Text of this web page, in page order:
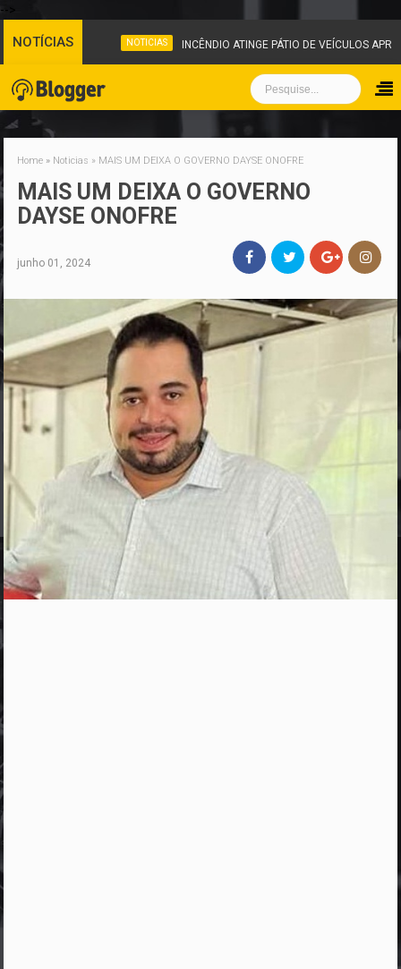
-->
NOTÍCIAS NOTICIAS INCÊNDIO ATINGE PÁTIO DE VEÍCULOS
Home » Noticias » MAIS UM DEIXA O GOVERNO DAYSE ONOFRE
MAIS UM DEIXA O GOVERNO
DAYSE ONOFRE
junho 01, 2024